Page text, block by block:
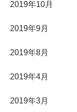
2019年10月
2019年9月
2019年8月
2019年4月
2019年3月